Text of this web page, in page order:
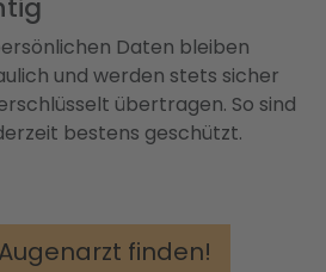
Daten bleiben
und werden stets sicher
übertragen. So sind
bestens geschützt.
finden!